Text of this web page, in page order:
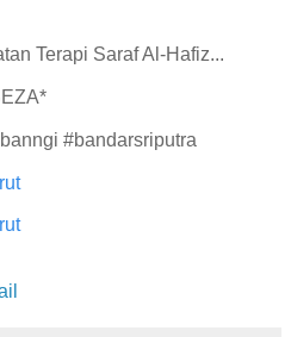
Terapi Saraf Al-Hafiz...
#bandarsriputra